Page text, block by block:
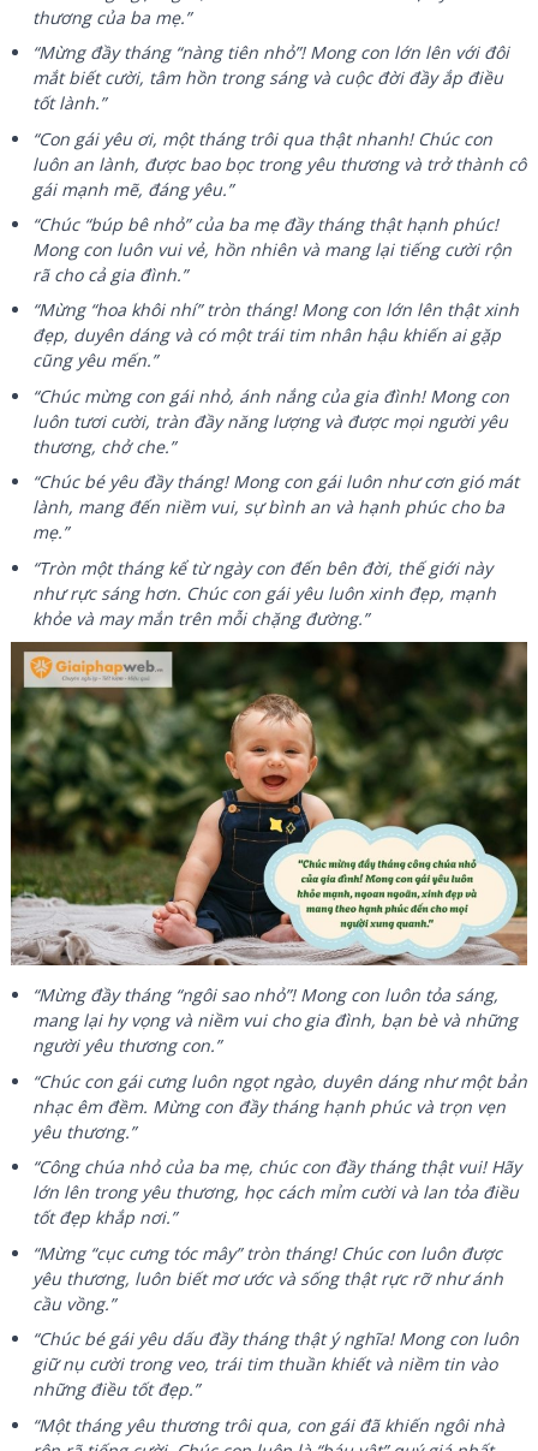
thương của ba mẹ.”
“Mừng đầy tháng “nàng tiên nhỏ”! Mong con lớn lên với đôi
mắt biết cười, tâm hồn trong sáng và cuộc đời đầy ắp điều
tốt lành.”
“Con gái yêu ơi, một tháng trôi qua thật nhanh! Chúc con
luôn an lành, được bao bọc trong yêu thương và trở thành cô
gái mạnh mẽ, đáng yêu.”
“Chúc “búp bê nhỏ” của ba mẹ đầy tháng thật hạnh phúc!
Mong con luôn vui vẻ, hồn nhiên và mang lại tiếng cười rộn
rã cho cả gia đình.”
“Mừng “hoa khôi nhí” tròn tháng! Mong con lớn lên thật xinh
đẹp, duyên dáng và có một trái tim nhân hậu khiến ai gặp
cũng yêu mến.”
“Chúc mừng con gái nhỏ, ánh nắng của gia đình! Mong con
luôn tươi cười, tràn đầy năng lượng và được mọi người yêu
thương, chở che.”
“Chúc bé yêu đầy tháng! Mong con gái luôn như cơn gió mát
lành, mang đến niềm vui, sự bình an và hạnh phúc cho ba
mẹ.”
“Tròn một tháng kể từ ngày con đến bên đời, thế giới này
như rực sáng hơn. Chúc con gái yêu luôn xinh đẹp, mạnh
khỏe và may mắn trên mỗi chặng đường.”
“Mừng đầy tháng “ngôi sao nhỏ”! Mong con luôn tỏa sáng,
mang lại hy vọng và niềm vui cho gia đình, bạn bè và những
người yêu thương con.”
“Chúc con gái cưng luôn ngọt ngào, duyên dáng như một bản
nhạc êm đềm. Mừng con đầy tháng hạnh phúc và trọn vẹn
yêu thương.”
“Công chúa nhỏ của ba mẹ, chúc con đầy tháng thật vui! Hãy
lớn lên trong yêu thương, học cách mỉm cười và lan tỏa điều
tốt đẹp khắp nơi.”
“Mừng “cục cưng tóc mây” tròn tháng! Chúc con luôn được
yêu thương, luôn biết mơ ước và sống thật rực rỡ như ánh
cầu vồng.”
“Chúc bé gái yêu dấu đầy tháng thật ý nghĩa! Mong con luôn
giữ nụ cười trong veo, trái tim thuần khiết và niềm tin vào
những điều tốt đẹp.”
“Một tháng yêu thương trôi qua, con gái đã khiến ngôi nhà